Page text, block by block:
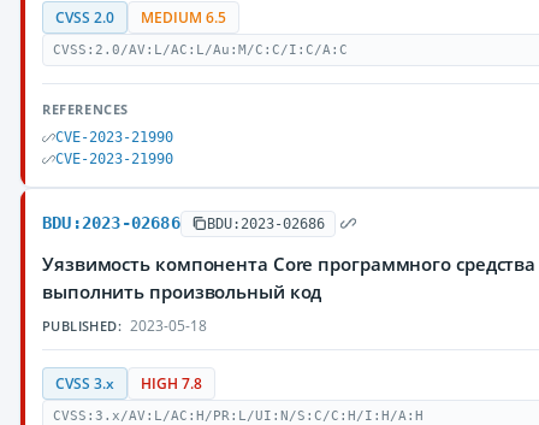
CVSS 2.0 MEDIUM 6.5
CVSS:2.0/AV:L/AC:L/Au:M/C:C/I:C/A:C
REFERENCES
CVE-2023-21990
CVE-2023-21990
BDU:2023-02686 BDU:2023-02686
Уязвимость компонента Core программного
выполнить произвольный код
PUBLISHED: 2023-05-18
CVSS 3.x HIGH 7.8
CVSS:3.x/AV:L/AC:H/PR:L/UI:N/S:C/C:H/I:H/A:H